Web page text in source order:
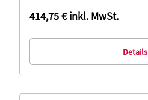
414,75 €inkl. MwSt.
Details